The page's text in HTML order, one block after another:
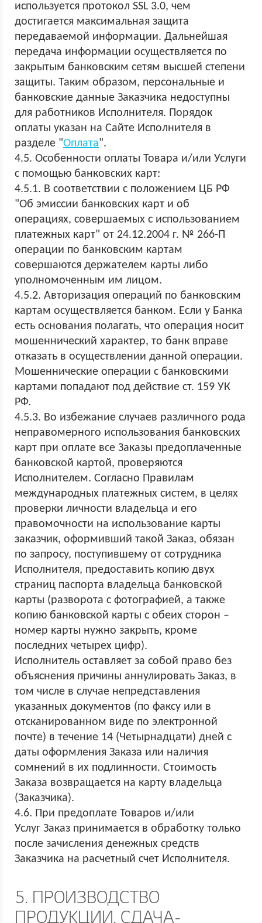
используется протокол SSL 3.0, чем
достигается максимальная защита
передаваемой информации. Дальнейшая
передача информации осуществляется по
закрытым банковским сетям высшей степени
защиты. Таким образом, персональные и
банковские данные Заказчика недоступны
для работников Исполнителя. Порядок
оплаты указан на Сайте Исполнителя в
разделе "Оплата".
4.5. Особенности оплаты Товара и/или Услуги
с помощью банковских карт:
4.5.1. В соответствии с положением ЦБ РФ
"Об эмиссии банковских карт и об
операциях, совершаемых с использованием
платежных карт" от 24.12.2004 г. № 266-П
операции по банковским картам
совершаются держателем карты либо
уполномоченным им лицом.
4.5.2. Авторизация операций по банковским
картам осуществляется банком. Если у Банка
есть основания полагать, что операция носит
мошеннический характер, то банк вправе
отказать в осуществлении данной операции.
Мошеннические операции с банковскими
картами попадают под действие ст. 159 УК
РФ.
4.5.3. Во избежание случаев различного рода
неправомерного использования банковских
карт при оплате все Заказы предоплаченные
банковской картой, проверяются
Исполнителем. Согласно Правилам
международных платежных систем, в целях
проверки личности владельца и его
правомочности на использование карты
заказчик, оформивший такой Заказ, обязан
по запросу, поступившему от сотрудника
Исполнителя, предоставить копию двух
страниц паспорта владельца банковской
карты (разворота с фотографией, а также
копию банковской карты с обеих сторон –
номер карты нужно закрыть, кроме
последних четырех цифр).
Исполнитель оставляет за собой право без
объяснения причины аннулировать Заказ, в
том числе в случае непредставления
указанных документов (по факсу или в
отсканированном виде по электронной
почте) в течение 14 (Четырнадцати) дней с
даты оформления Заказа или наличия
сомнений в их подлинности. Стоимость
Заказа возвращается на карту владельца
(Заказчика).
4.6. При предоплате Товаров и/или
Услуг Заказ принимается в обработку только
после зачисления денежных средств
Заказчика на расчетный счет Исполнителя.
5. ПРОИЗВОДСТВО
ПРОДУКЦИИ. СДАЧА-